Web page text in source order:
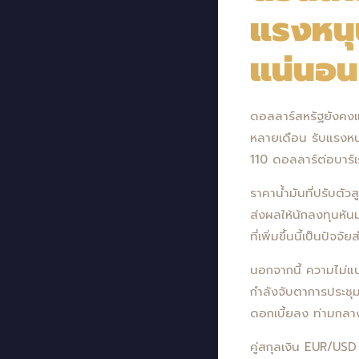
แรงห
แน่นอ
ดอลลาร์สหรัฐยังคง
หลายเดือน รับแรงห
110 ดอลลาร์ต่อบาร์
ราคาน้ำมันที่ปรับตัว
ส่งผลให้นักลงทุนหั
ที่เพิ่มขึ้นนี้เป็นปัจจัย
นอกจากนี้ ความไม่
กำลังจับตาการประ
ดอกเบี้ยลง ท่ามกล
คู่สกุลเงิน EUR/